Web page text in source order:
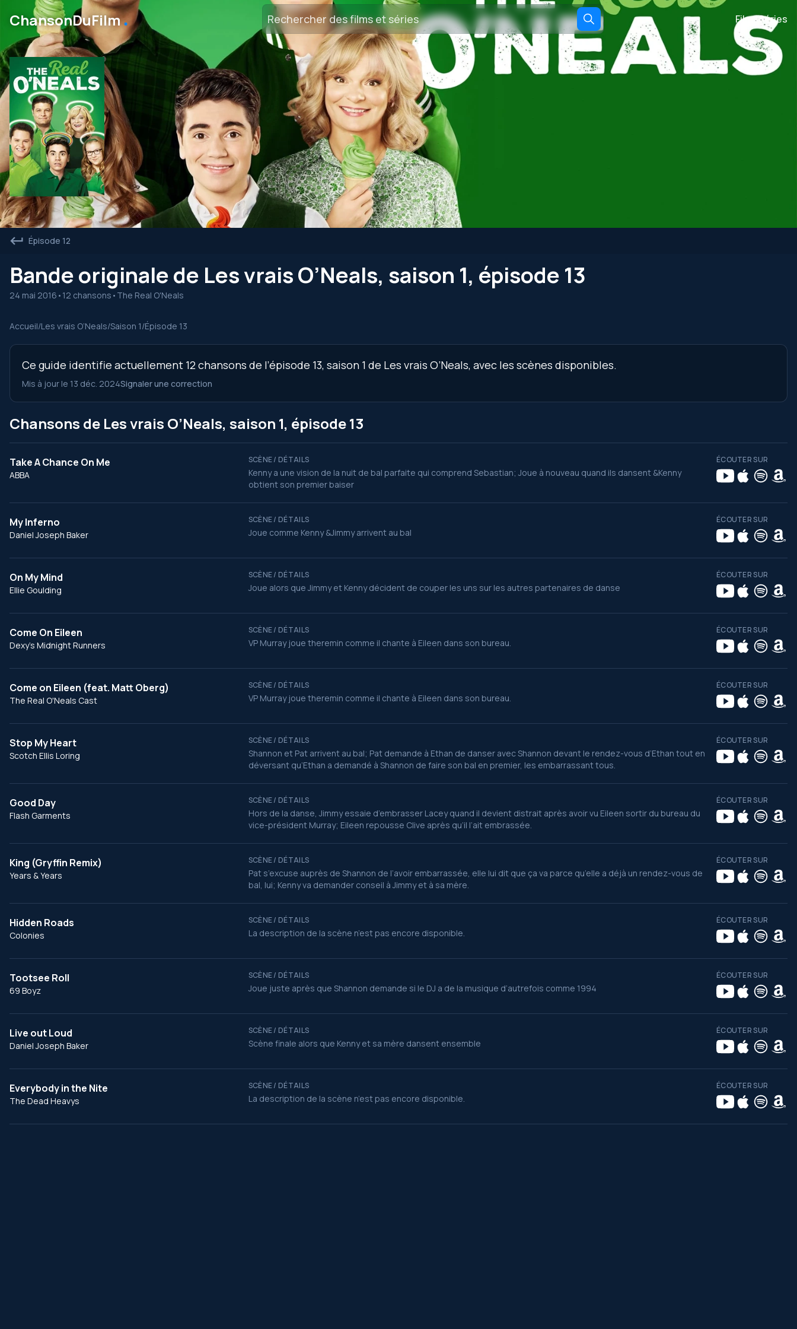
ChansonDuFilm․ FilmsSéries
Épisode 12
Bande originale de Les vrais O’Neals, saison 1, épisode 13
24 mai 2016 • 12 chansons • The Real O'Neals
Accueil/Les vrais O’Neals/Saison 1/Épisode 13
Ce guide identifie actuellement 12 chansons de l’épisode 13, saison 1 de Les vrais O’Neals, avec les scènes disponibles.
Mis à jour le 13 déc. 2024Signaler une correction
Chansons de Les vrais O’Neals, saison 1, épisode 13
Take A Chance On Me
ABBA
SCÈNE / DÉTAILS
Kenny a une vision de la nuit de bal parfaite qui comprend Sebastian; Joue à nouveau quand ils dansent &Kenny
obtient son premier baiser
ÉCOUTER SUR
My Inferno
Daniel Joseph Baker
SCÈNE / DÉTAILS
Joue comme Kenny &Jimmy arrivent au bal
ÉCOUTER SUR
On My Mind
Ellie Goulding
SCÈNE / DÉTAILS
Joue alors que Jimmy et Kenny décident de couper les uns sur les autres partenaires de danse
ÉCOUTER SUR
Come On Eileen
Dexy's Midnight Runners
SCÈNE / DÉTAILS
VP Murray joue theremin comme il chante à Eileen dans son bureau.
ÉCOUTER SUR
Come on Eileen (feat. Matt Oberg)
The Real O'Neals Cast
SCÈNE / DÉTAILS
VP Murray joue theremin comme il chante à Eileen dans son bureau.
ÉCOUTER SUR
Stop My Heart
Scotch Ellis Loring
SCÈNE / DÉTAILS
Shannon et Pat arrivent au bal; Pat demande à Ethan de danser avec Shannon devant le rendez-vous d’Ethan tout en
déversant qu’Ethan a demandé à Shannon de faire son bal en premier, les embarrassant tous.
ÉCOUTER SUR
Good Day
Flash Garments
SCÈNE / DÉTAILS
Hors de la danse, Jimmy essaie d’embrasser Lacey quand il devient distrait après avoir vu Eileen sortir du bureau du
vice-président Murray; Eileen repousse Clive après qu’il l’ait embrassée.
ÉCOUTER SUR
King (Gryffin Remix)
Years & Years
SCÈNE / DÉTAILS
Pat s’excuse auprès de Shannon de l’avoir embarrassée, elle lui dit que ça va parce qu’elle a déjà un rendez-vous de
bal, lui; Kenny va demander conseil à Jimmy et à sa mère.
ÉCOUTER SUR
Hidden Roads
Colonies
SCÈNE / DÉTAILS
La description de la scène n’est pas encore disponible.
ÉCOUTER SUR
Tootsee Roll
69 Boyz
SCÈNE / DÉTAILS
Joue juste après que Shannon demande si le DJ a de la musique d’autrefois comme 1994
ÉCOUTER SUR
Live out Loud
Daniel Joseph Baker
SCÈNE / DÉTAILS
Scène finale alors que Kenny et sa mère dansent ensemble
ÉCOUTER SUR
Everybody in the Nite
The Dead Heavys
SCÈNE / DÉTAILS
La description de la scène n’est pas encore disponible.
ÉCOUTER SUR